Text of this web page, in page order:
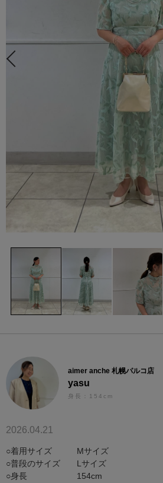
aimer anche 札幌パルコ店
yasu
身長：154cm
2026.04.21
○着用サイズ Mサイズ
○普段のサイズ Lサイズ
○身長 154cm